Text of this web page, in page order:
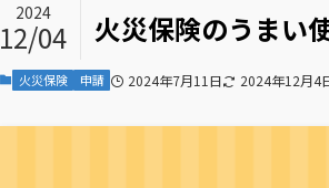
火災保険のうまい
2024
12/04
火災保険 申請 2024年7月11日 2024年12月4